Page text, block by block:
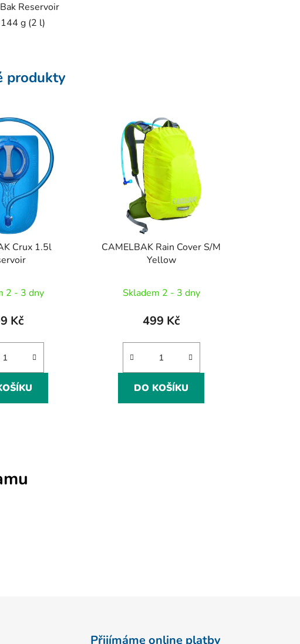
Reservoir
g (2 l)
produkty
Crux 1.5l
2 - 3 dny
Kč
CAMELBAK Rain Cover S/M
Yellow
Skladem 2 - 3 dny
499 Kč
DO KOŠÍKU
Přijímáme online platby